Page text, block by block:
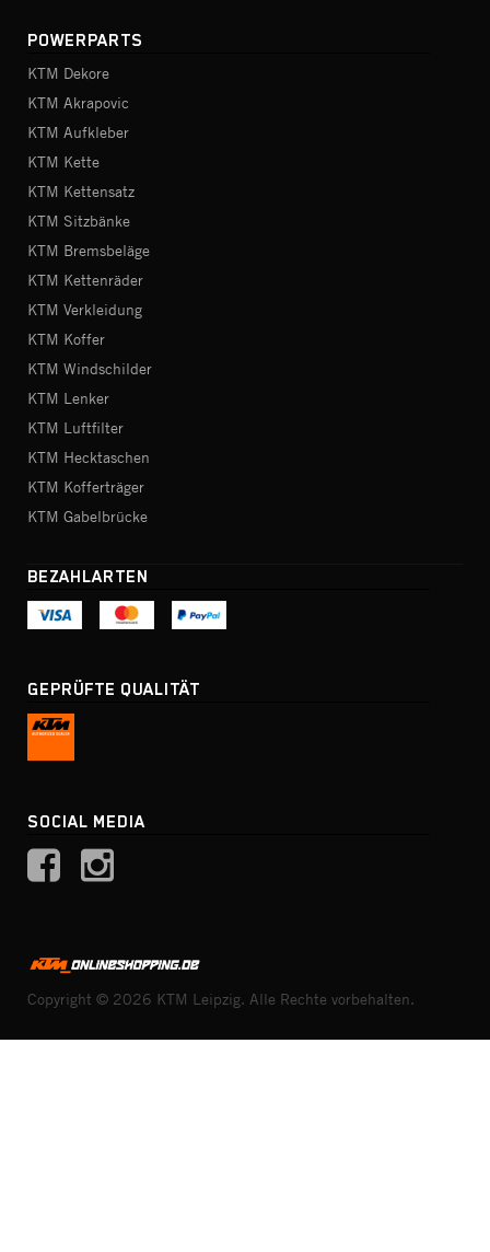
POWERPARTS
KTM Dekore
KTM Akrapovic
KTM Aufkleber
KTM Kette
KTM Kettensatz
KTM Sitzbänke
KTM Bremsbeläge
KTM Kettenräder
KTM Verkleidung
KTM Koffer
KTM Windschilder
KTM Lenker
KTM Luftfilter
KTM Hecktaschen
KTM Kofferträger
KTM Gabelbrücke
BEZAHLARTEN
GEPRÜFTE QUALITÄT
SOCIAL MEDIA
Copyright © 2026 KTM Leipzig. Alle Rechte vorbehalten.